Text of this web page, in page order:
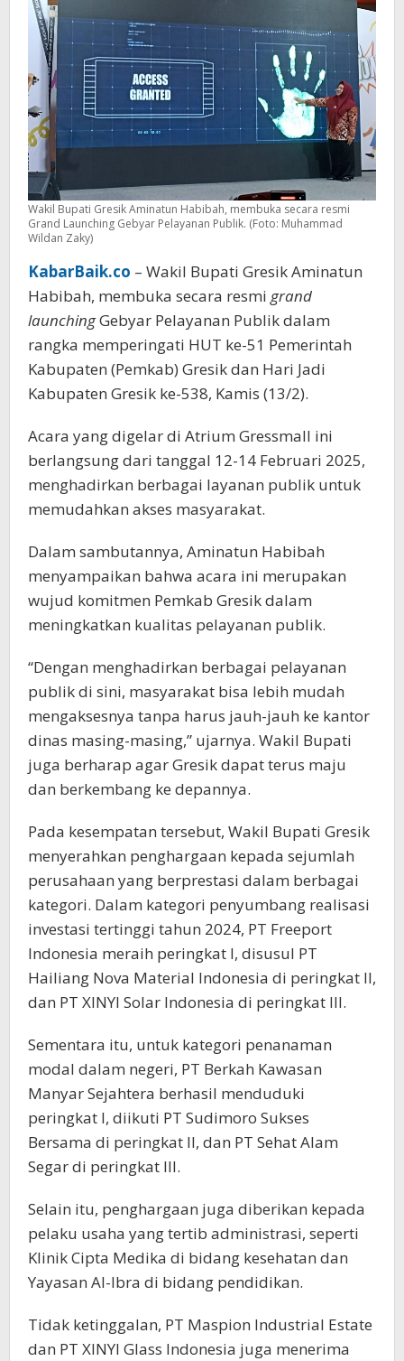
Wakil Bupati Gresik Aminatun Habibah, membuka secara resmi
Grand Launching Gebyar Pelayanan Publik. (Foto: Muhammad
Wildan Zaky)
KabarBaik.co – Wakil Bupati Gresik Aminatun
Habibah, membuka secara resmi grand
launchingGebyar Pelayanan Publik dalam
rangka memperingati HUT ke-51 Pemerintah
Kabupaten (Pemkab) Gresik dan Hari Jadi
Kabupaten Gresik ke-538, Kamis (13/2).
Acara yang digelar di Atrium Gressmall ini
berlangsung dari tanggal 12-14 Februari 2025,
menghadirkan berbagai layanan publik untuk
memudahkan akses masyarakat.
Dalam sambutannya, Aminatun Habibah
menyampaikan bahwa acara ini merupakan
wujud komitmen Pemkab Gresik dalam
meningkatkan kualitas pelayanan publik.
“Dengan menghadirkan berbagai pelayanan
publik di sini, masyarakat bisa lebih mudah
mengaksesnya tanpa harus jauh-jauh ke kantor
dinas masing-masing,” ujarnya. Wakil Bupati
juga berharap agar Gresik dapat terus maju
dan berkembang ke depannya.
Pada kesempatan tersebut, Wakil Bupati Gresik
menyerahkan penghargaan kepada sejumlah
perusahaan yang berprestasi dalam berbagai
kategori. Dalam kategori penyumbang realisasi
investasi tertinggi tahun 2024, PT Freeport
Indonesia meraih peringkat I, disusul PT
Hailiang Nova Material Indonesia di peringkat II,
dan PT XINYI Solar Indonesia di peringkat III.
Sementara itu, untuk kategori penanaman
modal dalam negeri, PT Berkah Kawasan
Manyar Sejahtera berhasil menduduki
peringkat I, diikuti PT Sudimoro Sukses
Bersama di peringkat II, dan PT Sehat Alam
Segar di peringkat III.
Selain itu, penghargaan juga diberikan kepada
pelaku usaha yang tertib administrasi, seperti
Klinik Cipta Medika di bidang kesehatan dan
Yayasan Al-Ibra di bidang pendidikan.
Tidak ketinggalan, PT Maspion Industrial Estate
dan PT XINYI Glass Indonesia juga menerima